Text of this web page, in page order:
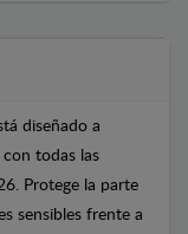
diseñado a
con todas las
Protege la parte
sensibles frente a